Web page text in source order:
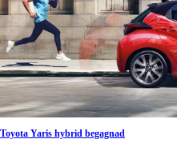
Toyota Yaris hybrid begagnad